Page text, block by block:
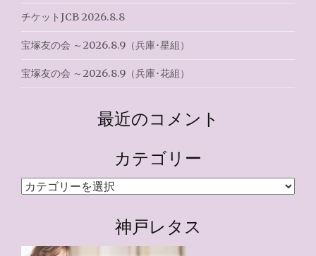
チケットJCB 2026.8.8
宝塚友の会 ～2026.8.9（兵庫･星組）
宝塚友の会 ～2026.8.9（兵庫･花組）
最近のコメント
カテゴリー
カ
神戸レタス